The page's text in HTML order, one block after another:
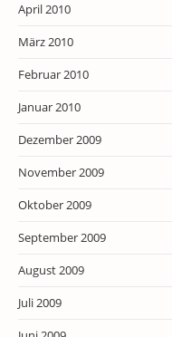
April 2010
März 2010
Februar 2010
Januar 2010
Dezember 2009
November 2009
Oktober 2009
September 2009
August 2009
Juli 2009